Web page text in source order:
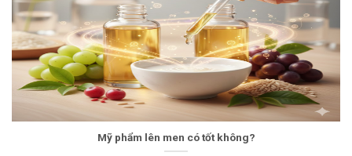
Mỹ phẩm lên men có tốt không?